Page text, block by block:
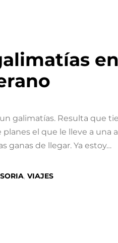
galimatías. Resulta que
planes el que le lleve a una
ganas de llegar. Ya estoy…
SORIA, VIAJES